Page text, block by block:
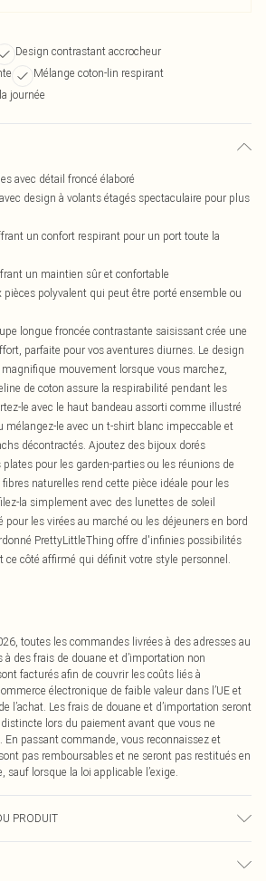
Design contrastant accrocheur
Mélange coton-lin respirant
journée
avec détail froncé élaboré
design à volants étagés spectaculaire pour plus
un confort respirant pour un port toute la
un maintien sûr et confortable
pièces polyvalent qui peut être porté ensemble ou
longue froncée contrastante saisissant crée une
parfaite pour vos aventures diurnes. Le design
mouvement lorsque vous marchez,
de coton assure la respirabilité pendant les
le avec le haut bandeau assorti comme illustré
mélangez-le avec un t-shirt blanc impeccable et
décontractés. Ajoutez des bijoux dorés
pour les garden-parties ou les réunions de
naturelles rend cette pièce idéale pour les
la simplement avec des lunettes de soleil
pour les virées au marché ou les déjeuners en bord
PrettyLittleThing offre d'infinies possibilités
ce côté affirmé qui définit votre style personnel.
toutes les commandes livrées à des adresses au
à des frais de douane et d’importation non
facturés afin de couvrir les coûts liés à
électronique de faible valeur dans l’UE et
l’achat. Les frais de douane et d’importation seront
lors du paiement avant que vous ne
passant commande, vous reconnaissez et
pas remboursables et ne seront pas restitués en
sauf lorsque la loi applicable l’exige.
PRODUIT